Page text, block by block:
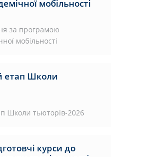
мобільності
за програмою
мобільності
етап Школи
Школи тьюторів-2026
курси до